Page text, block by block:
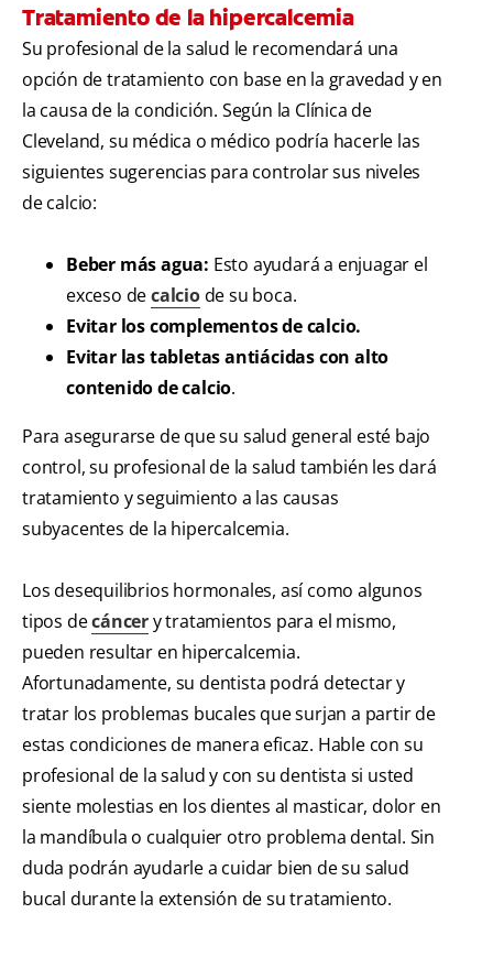
Tratamiento de la hipercalcemia
Su profesional de la salud le recomendará una
opción de tratamiento con base en la gravedad y en
la causa de la condición. Según la Clínica de
Cleveland, su médica o médico podría hacerle las
siguientes sugerencias para controlar sus niveles
de calcio:
Beber más agua: Esto ayudará a enjuagar el
exceso decalciode su boca.
Evitar los complementos de calcio.
Evitar las tabletas antiácidas con alto
contenido de calcio.
Para asegurarse de que su salud general esté bajo
control, su profesional de la salud también les dará
tratamiento y seguimiento a las causas
subyacentes de la hipercalcemia.
Los desequilibrios hormonales, así como algunos
tipos decáncery tratamientos para el mismo,
pueden resultar en hipercalcemia.
Afortunadamente, su dentista podrá detectar y
tratar los problemas bucales que surjan a partir de
estas condiciones de manera eficaz. Hable con su
profesional de la salud y con su dentista si usted
siente molestias en los dientes al masticar, dolor en
la mandíbula o cualquier otro problema dental. Sin
duda podrán ayudarle a cuidar bien de su salud
bucal durante la extensión de su tratamiento.